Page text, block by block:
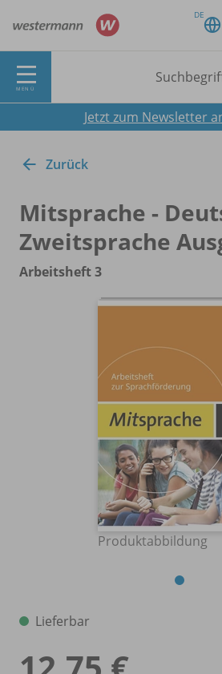
DE
MENÜ
Jetzt zum Newsletter
Zurück
Mitsprache -
Zweitsprache
Arbeitsheft 3
Produktabbildung
Lieferbar